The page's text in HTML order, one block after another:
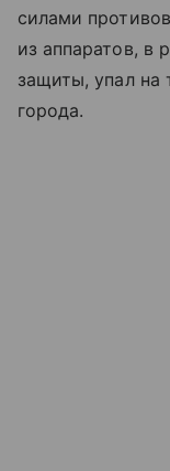
силами
из аппаратов, в
защиты, упал на
города.